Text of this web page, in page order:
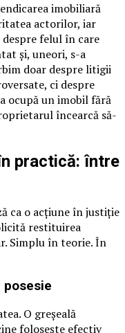
imobiliară
actorilor, iar
felul în care
și, uneori, s-a
doar despre litigii
ci despre
ocupă un imobil fără
încearcă să-
practică: între
ca o acțiune în justiție
restituirea
Simplu în teorie. În
posesie
O greșeală
folosește efectiv